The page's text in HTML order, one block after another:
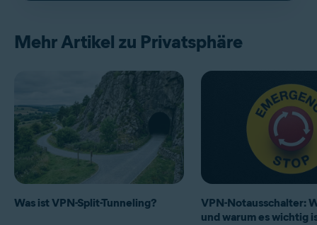
Mehr Artikel zu Privatsphäre
Was ist VPN-Split-Tunneling?
VPN-Notausschalter:
und warum es wichtig